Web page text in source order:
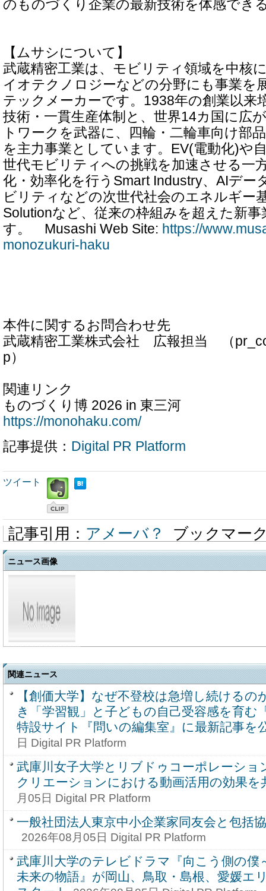
のものづくり企業の最新技術を体感でき
【ムサシについて】
武蔵精密工業は、モビリティ領域を中核
イオテクノロジーなどの分野にも事業を
テックメーカーです。1938年の創業以来
技術・一貫生産体制と、世界14カ国に広
トワークを武器に、四輪・二輪車向け部
を主力事業としています。EV(電動化)や
世代モビリティへの挑戦を加速させる一
化・効率化を行うSmart Industry、AIデー
ビリティなどの次世代社会のエネルギー
Solutionなど、従来の枠組みを超えた新
す。 Musashi Web Site: https://
monozukuri-haku
本件に関するお問合わせ先
武蔵精密工業株式会社 広報担当 （
p）
関連リンク
ものづくり博 2026 in 東三河
https://monohaku.com/
記事提供： Digital PR Platform
ツイート
記事引用： アメーバ？ ブックマー
ニュース画像
関連ニュース
【創価大学】なぜ不登校は急増し続けるの
き「学習観」と子どもの自己受容感を育
特設サイト『問いの編集室』に最新記事を
日 Digital PR Platform
武庫川女子大学とリブドゥコーポレーショ
クリエーションにおける動画活用の効果を
月05日 Digital PR Platform
一般社団法人東京中小企業家同友会と包括
2026年08月05日 Digital PR Platform
武庫川大学のテレビドラマ『向こう側の僕
未来の物語』が岡山、鳥取・島根、愛媛エ